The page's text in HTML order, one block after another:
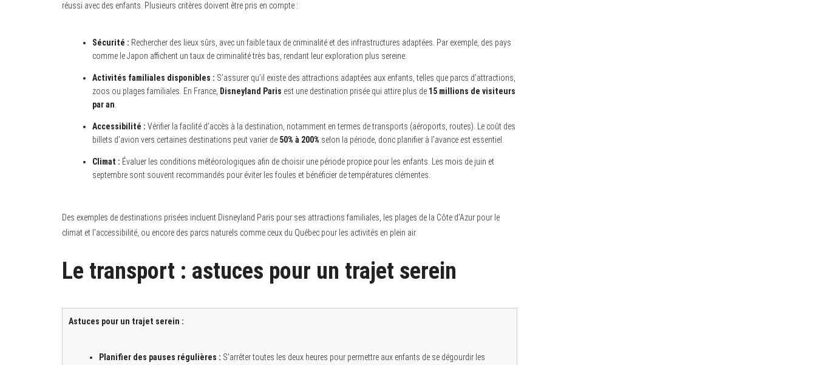
réussi avec des enfants. Plusieurs critères doivent être pris en compte :
Sécurité : Rechercher des lieux sûrs, avec un faible taux de criminalité et des infrastructures adaptées. Par exemple, des pays
comme le Japon affichent un taux de criminalité très bas, rendant leur exploration plus sereine.
Activités familiales disponibles : S’assurer qu’il existe des attractions adaptées aux enfants, telles que parcs d’attractions,
zoos ou plages familiales. En France, Disneyland Paris est une destination prisée qui attire plus de 15 millions de visiteurs
par an.
Accessibilité : Vérifier la facilité d’accès à la destination, notamment en termes de transports (aéroports, routes). Le coût des
billets d’avion vers certaines destinations peut varier de 50% à 200% selon la période, donc planifier à l’avance est essentiel.
Climat : Évaluer les conditions météorologiques afin de choisir une période propice pour les enfants. Les mois de juin et
septembre sont souvent recommandés pour éviter les foules et bénéficier de températures clémentes.
Des exemples de destinations prisées incluent Disneyland Paris pour ses attractions familiales, les plages de la Côte d’Azur pour le
climat et l’accessibilité, ou encore des parcs naturels comme ceux du Québec pour les activités en plein air.
Le transport : astuces pour un trajet serein
Astuces pour un trajet serein :
Planifier des pauses régulières : S’arrêter toutes les deux heures pour permettre aux enfants de se dégourdir les